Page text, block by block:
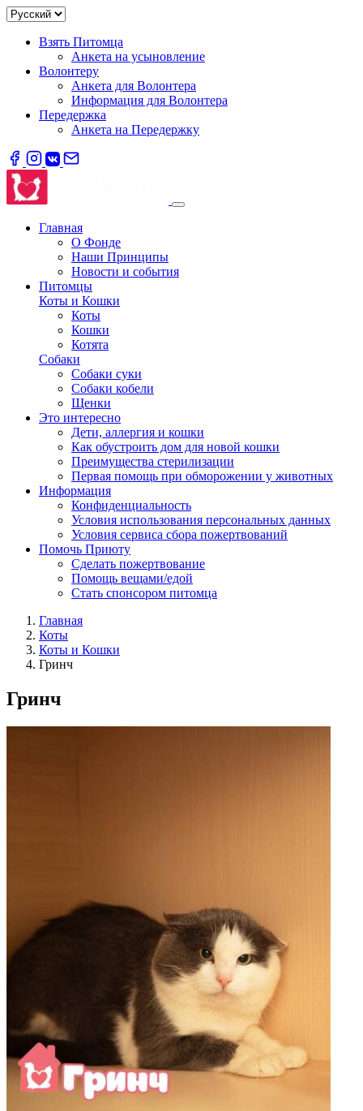
Взять Питомца
Анкета на усыновление
Волонтеру
Анкета для Волонтера
Информация для Волонтера
Передержка
Анкета на Передержку
Главная
О Фонде
Наши Принципы
Новости и события
Питомцы
Коты и Кошки
Коты
Кошки
Котята
Собаки
Собаки суки
Собаки кобели
Щенки
Это интересно
Дети, аллергия и кошки
Как обустроить дом для новой кошки
Преимущества стерилизации
Первая помощь при обморожении у животных
Информация
Конфиденциальность
Условия использования персональных данных
Условия сервиса сбора пожертвований
Помочь Приюту
Сделать пожертвование
Помощь вещами/едой
Стать спонсором питомца
Главная
Коты
Коты и Кошки
Гринч
Гринч